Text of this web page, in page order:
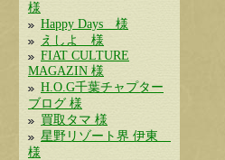
様
Happy Days 様
えしよ 様
FIAT CULTURE
MAGAZIN 様
H.O.G千葉チャプター
ブログ 様
買取タマ 様
星野リゾート界 伊東
様